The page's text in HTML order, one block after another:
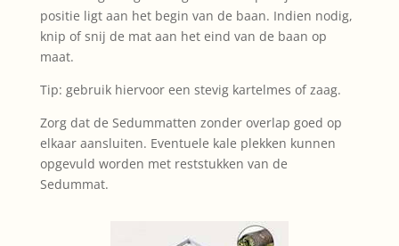
positie ligt aan het begin van de baan. Indien nodig,
knip of snij de mat aan het eind van de baan op
maat.
Tip: gebruik hiervoor een stevig kartelmes of zaag.
Zorg dat de Sedummatten zonder overlap goed op
elkaar aansluiten. Eventuele kale plekken kunnen
opgevuld worden met reststukken van de
Sedummat.